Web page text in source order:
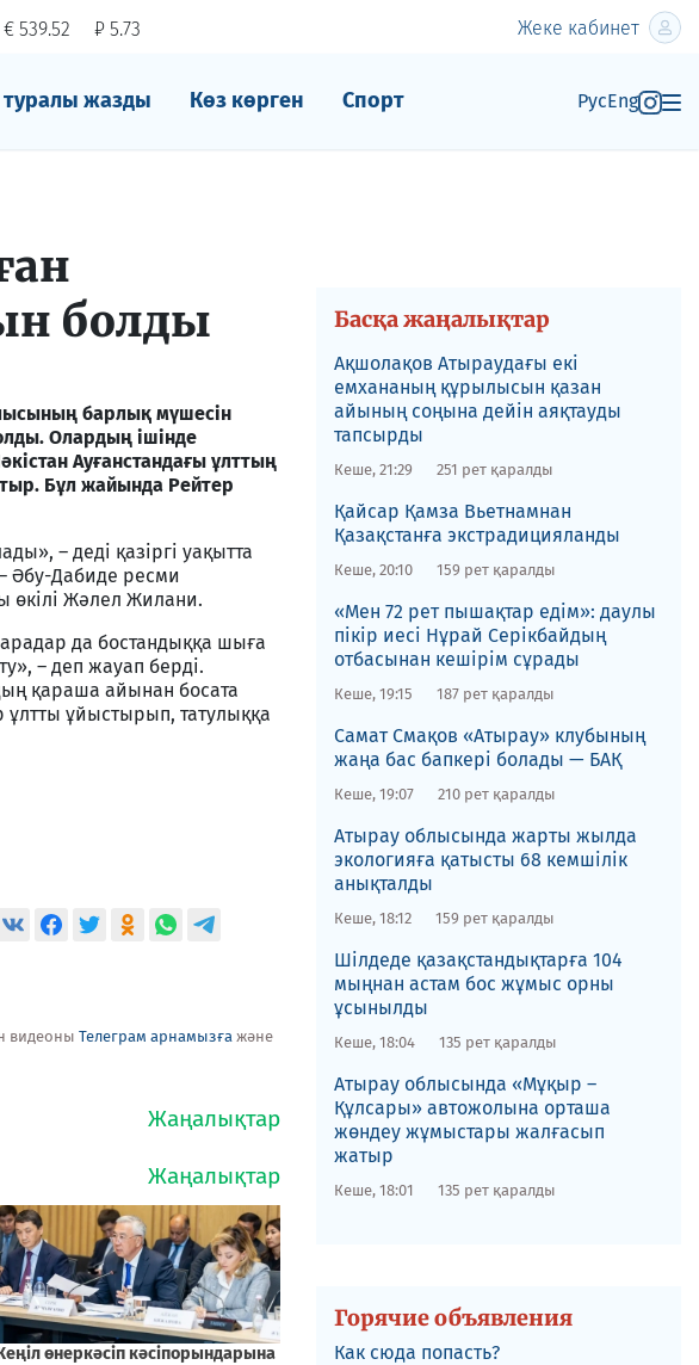
€ 539.52 ₽ 5.73 Жеке кабинет
жазды Көз көрген Спорт РусEng
болды
барлық мүшесін
Олардың ішінде
Ауғанстандағы ұлттың
Бұл жайында Рейтер
– деді қазіргі уақытта
– Әбу-Дабиде ресми
өкілі Жәлел Жилани.
да бостандыққа шыға
– деп жауап берді.
қараша айынан босата
ұлтты ұйыстырып, татулыққа
видеоны Телеграм арнамызға және
Басқа жаңалықтар
Ақшолақов Атыраудағы екі
емхананың құрылысын қазан
айының соңына дейін аяқтауды
тапсырды
Кеше, 21:29 251 рет қаралды
​Қайсар Қамза Вьетнамнан
Қазақстанға экстрадицияланды
Кеше, 20:10 159 рет қаралды
«Мен 72 рет пышақтар едім»: даулы
пікір иесі Нұрай Серікбайдың
отбасынан кешірім сұрады
Кеше, 19:15 187 рет қаралды
​Самат Смақов «Атырау» клубының
жаңа бас бапкері болады — БАҚ
Кеше, 19:07 210 рет қаралды
​Атырау облысында жарты жылда
экологияға қатысты 68 кемшілік
анықталды
Кеше, 18:12 159 рет қаралды
​Шілдеде қазақстандықтарға 104
мыңнан астам бос жұмыс орны
ұсынылды
Кеше, 18:04 135 рет қаралды
​Атырау облысында «Мұқыр –
Құлсары» автожолына орташа
жөндеу жұмыстары жалғасып
жатыр
Кеше, 18:01 135 рет қаралды
Горячие объявления
Как сюда попасть?